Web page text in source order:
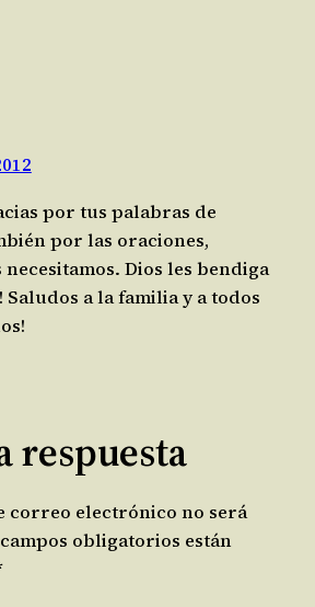
por tus palabras de
por las oraciones,
Dios les bendiga
Saludos a la familia y a todos
respuesta
correo electrónico no será
obligatorios están